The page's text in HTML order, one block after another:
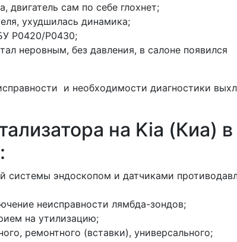
двигатель сам по себе глохнет;
ухудшилась динамика;
Р0420/Р0430;
неровным, без давления, в салоне появился
и необходимости диагностики
на Kia (Киа) в
системы эндоскопом и датчиками
неисправности лямбда-зондов;
на утилизацию;
ремонтного (вставки), универсального;